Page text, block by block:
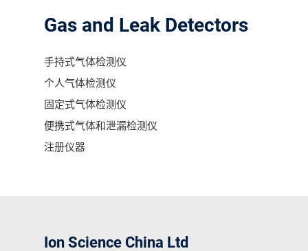
Gas and Leak Detectors
手持式气体检测仪
个人气体检测仪
固定式气体检测仪
便携式气体和泄漏检测仪
注册仪器
Ion Science China Ltd